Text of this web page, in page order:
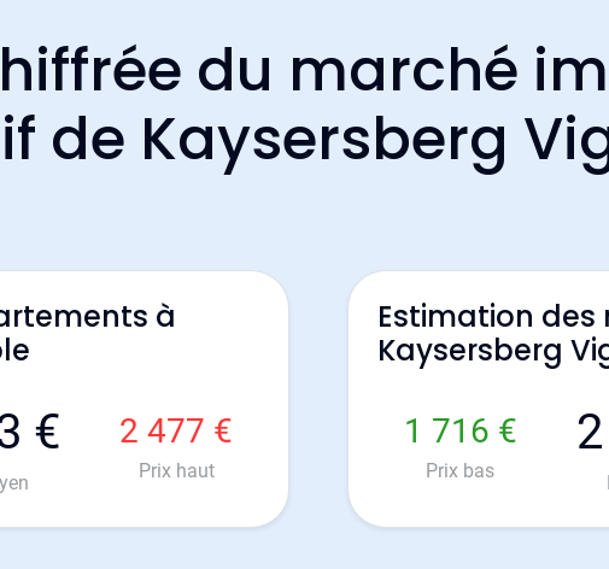
du marché
de Kaysersberg
à
€ 2 477 €
Prix haut
Estimation des
Kaysersberg
1 716 €
Prix bas